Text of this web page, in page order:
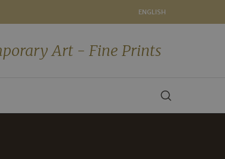
ENGLISH
Art - Fine Prints